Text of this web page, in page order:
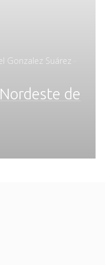
Gonzalez Suárez ·
de